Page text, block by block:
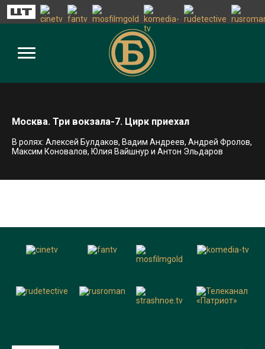
Москва. Три вокзала-7. Цирк приехал
В ролях: Алексей Булдаков, Вадим Андреев, Андрей Фролов,
Максим Коновалов, Юлия Вайшнур и Антон Эльдаров